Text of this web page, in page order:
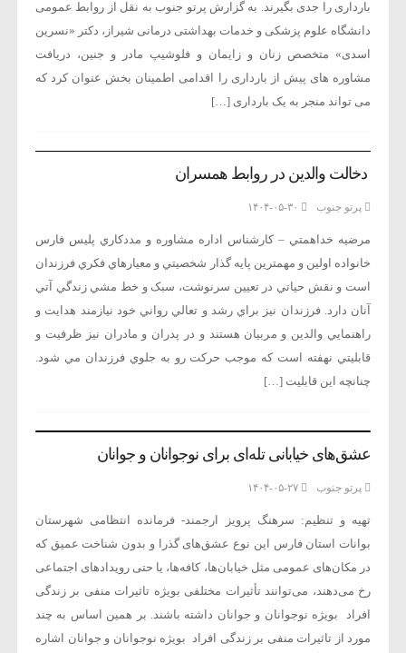
بارداری را جدی بگیرند. به گزارش پرتو جنوب به نقل از روابط عمومی
دانشگاه علوم پزشکی و خدمات بهداشتی درمانی شیراز، دکتر «نسرین
اسدی» متخصص زنان و زایمان و فلوشیپ مادر و جنین، دریافت
مشاوره های پیش از بارداری را اقدامی اطمینان بخش عنوان کرد که
می تواند منجر به یک بارداری […]
دخالت والدين در روابط همسران
پرتو جنوب ۱۴۰۴-۰۵-۳۰
مرضيه خداهمتي – كارشناس اداره مشاوره و مددكاري پليس فارس
خانواده اولين و مهمترين پايه گذار شخصيتي و معيارهاي فکري فرزندان
است و نقش حياتي در تعيين سرنوشت، سبک و خط مشي زندگي آتي
آنان دارد. فرزندان نيز براي رشد و تعالي رواني خود نيازمند هدايت و
راهنمايي والدين و مربيان هستند و در پدران و مادران نيز ظرفيت و
قابليتي نهفته است که موجب حرکت رو به جلوي فرزندان مي شود.
چنانچه اين قابليت […]
عشق‌های خیابانی تله‌ای برای نوجوانان و جوانان
پرتو جنوب ۱۴۰۴-۰۵-۲۷
تهیه و تنظیم: سرهنگ پرویز ارجمند- فرمانده انتظامی شهرستان
بوانات استان فارس این نوع عشق‌های گذرا و بدون شناخت عمیق که
در مکان‌های عمومی مثل خیابان‌ها، کافه‌ها، یا حتی رویدادهای اجتماعی
رخ می‌دهند، می‌توانند تأثیرات مختلفی بویژه تاثیرات منفی بر زندگی
افراد بویژه نوجوانان و جوانان داشته باشند. بر همین اساس به چند
مورد از تاثیرات منفی بر زندگی افراد بویژه نوجوانان و جوانان اشاره